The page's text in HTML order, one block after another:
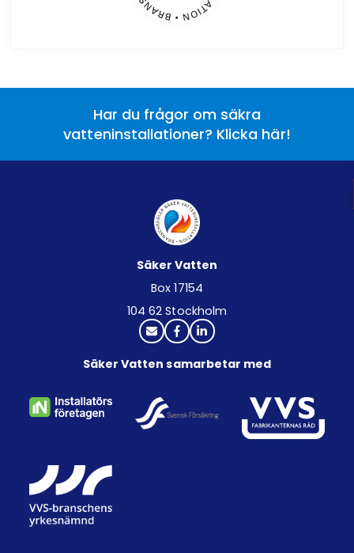
Har du frågor om säkra
vatteninstallationer? Klicka här!
Säker Vatten
Box 17154
104 62 Stockholm
Säker Vatten samarbetar med